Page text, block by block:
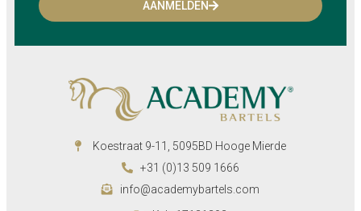
AANMELDEN
Koestraat 9-11, 5095BD Hooge Mierde
+31 (0)13 509 1666
info@academybartels.com